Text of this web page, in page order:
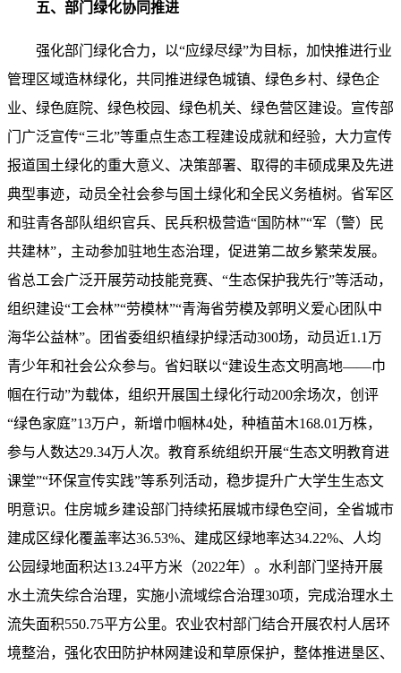
五、部门绿化协同推进
强化部门绿化合力，以“应绿尽绿”为目标，加快推进行业
管理区域造林绿化，共同推进绿色城镇、绿色乡村、绿色企
业、绿色庭院、绿色校园、绿色机关、绿色营区建设。宣传部
门广泛宣传“三北”等重点生态工程建设成就和经验，大力宣传
报道国土绿化的重大意义、决策部署、取得的丰硕成果及先进
典型事迹，动员全社会参与国土绿化和全民义务植树。省军区
和驻青各部队组织官兵、民兵积极营造“国防林”“军（警）民
共建林”，主动参加驻地生态治理，促进第二故乡繁荣发展。
省总工会广泛开展劳动技能竞赛、“生态保护我先行”等活动，
组织建设“工会林”“劳模林”“青海省劳模及郭明义爱心团队中
海华公益林”。团省委组织植绿护绿活动300场，动员近1.1万
青少年和社会公众参与。省妇联以“建设生态文明高地——巾
帼在行动”为载体，组织开展国土绿化行动200余场次，创评
“绿色家庭”13万户，新增巾帼林4处，种植苗木168.01万株，
参与人数达29.34万人次。教育系统组织开展“生态文明教育进
课堂”“环保宣传实践”等系列活动，稳步提升广大学生生态文
明意识。住房城乡建设部门持续拓展城市绿色空间，全省城市
建成区绿化覆盖率达36.53%、建成区绿地率达34.22%、人均
公园绿地面积达13.24平方米（2022年）。水利部门坚持开展
水土流失综合治理，实施小流域综合治理30项，完成治理水土
流失面积550.75平方公里。农业农村部门结合开展农村人居环
境整治，强化农田防护林网建设和草原保护，整体推进垦区、